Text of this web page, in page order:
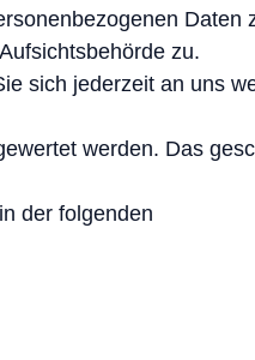
Daten
zu.
sich jederzeit an uns
werden. Das
der folgenden